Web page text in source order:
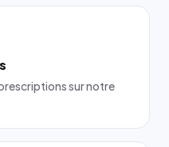
sur notre